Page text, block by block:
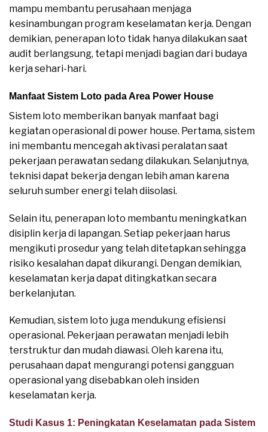
mampu membantu perusahaan menjaga
kesinambungan program keselamatan kerja. Dengan
demikian, penerapan loto tidak hanya dilakukan saat
audit berlangsung, tetapi menjadi bagian dari budaya
kerja sehari-hari.
Manfaat Sistem Loto pada Area Power House
Sistem loto memberikan banyak manfaat bagi
kegiatan operasional di power house. Pertama, sistem
ini membantu mencegah aktivasi peralatan saat
pekerjaan perawatan sedang dilakukan. Selanjutnya,
teknisi dapat bekerja dengan lebih aman karena
seluruh sumber energi telah diisolasi.
Selain itu, penerapan loto membantu meningkatkan
disiplin kerja di lapangan. Setiap pekerjaan harus
mengikuti prosedur yang telah ditetapkan sehingga
risiko kesalahan dapat dikurangi. Dengan demikian,
keselamatan kerja dapat ditingkatkan secara
berkelanjutan.
Kemudian, sistem loto juga mendukung efisiensi
operasional. Pekerjaan perawatan menjadi lebih
terstruktur dan mudah diawasi. Oleh karena itu,
perusahaan dapat mengurangi potensi gangguan
operasional yang disebabkan oleh insiden
keselamatan kerja.
Studi Kasus 1: Peningkatan Keselamatan pada Sistem